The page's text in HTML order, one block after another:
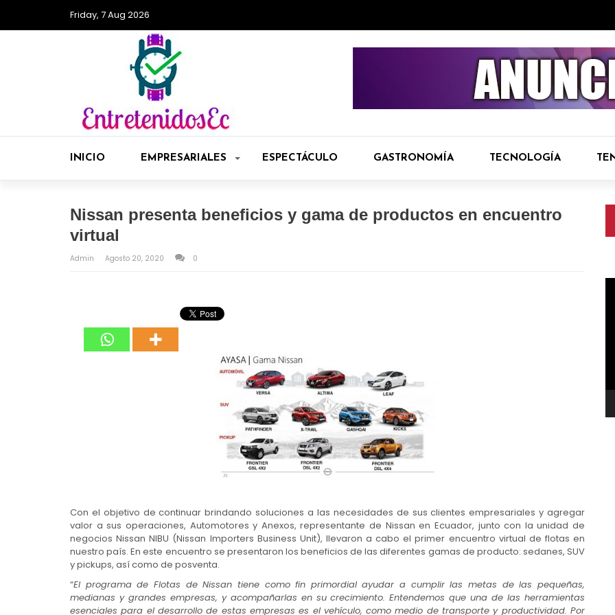
Friday, 7 Aug 2026
INICIO EMPRESARIALES ESPECTÁCULO GASTRONOMÍA TECNOLOGÍA
Nissan presenta beneficios y gama de productos en encuentro
virtual
Admin Agosto 20, 2020 0
Con el objetivo de continuar brindando soluciones a las necesidades de sus clientes empresariales y agregar
valor a sus operaciones, Automotores y Anexos, representante de Nissan en Ecuador, junto con la unidad de
negocios Nissan NIBU (Nissan Importers Business Unit), llevaron a cabo el primer encuentro virtual de flotas en
nuestro país. En este encuentro se presentaron los beneficios de las diferentes gamas de producto: sedanes, SUV
y pickups, así como de posventa.
“El programa de Flotas de Nissan tiene como fin primordial ayudar a cumplir las metas de las pequeñas,
medianas y grandes empresas, y acompañarlas en su crecimiento. Entendemos que una de las herramientas
esenciales para el desarrollo de estas empresas es el vehículo, como medio de transporte y productividad. Por